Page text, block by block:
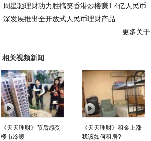
· 周星驰理财功力胜搞笑香港炒楼赚1.4亿人民币
·深发展推出全开放式人民币理财产品
更多关于
相关视频新闻
《天天理财》节后感受
楼市冷暖
《天天理财》租金上涨
我该如何租房?